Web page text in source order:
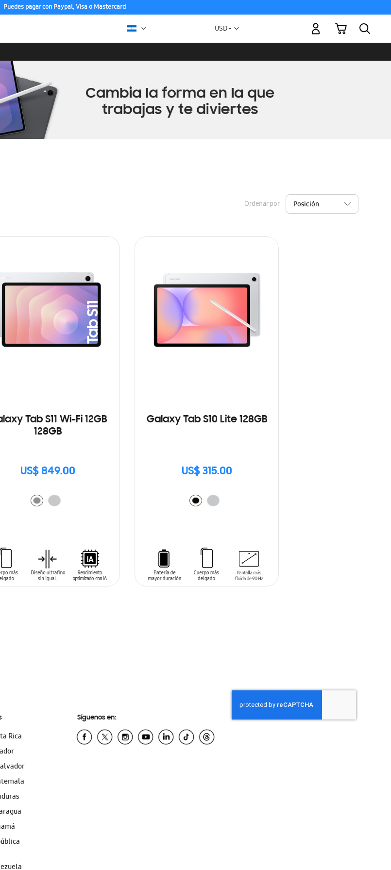
Puedes pagar con Paypal, Visa o Mastercard
Moneda
USD -
Mi carrito
Ordenar por
Tab S11 Wi-Fi 12GB
128GB
US$ 849.00
Galaxy Tab S10 Lite 128GB
US$ 315.00
Rica
Síguenos en: